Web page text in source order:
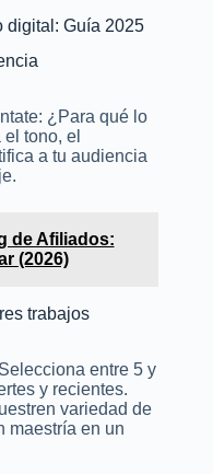
digital: Guía 2025
¿Para qué lo
tono, el
a tu audiencia
de Afiliados:
(2026)
trabajos
entre 5 y
y recientes.
variedad de
maestría en un